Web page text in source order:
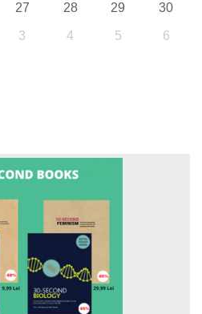
27 28 29 30
3 4 5 6